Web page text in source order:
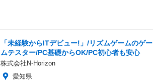
「未経験からITデビュー!」/リズムゲームのゲー
ムテスター/PC基礎からOK/PC初心者も安心
株式会社N-Horizon
愛知県